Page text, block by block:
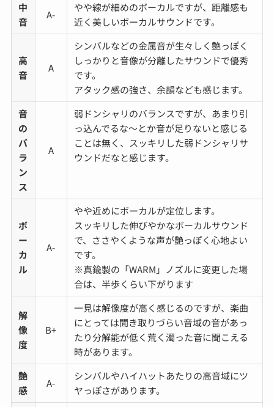
中
音
A-
やや線が細めのボーカルですが、距離感も
近く美しいボーカルサウンドです。
高
音
A
シンバルなどの金属音が生々しく艶っぽく
しっかりと音像が分離したサウンドで優秀
です。
アタック感の強さ、余韻なども感じます。
音
の
バ
ラ
ン
ス
A
弱ドンシャリのバランスですが、あまり引
っ込んでるな～とか音が足りないと感じる
ことは無く、スッキリした弱ドンシャリサ
ウンドだなと感じます。
ボ
ー
カ
ル
A-
やや近めにボーカルが定位します。
スッキリした伸びやかなボーカルサウンド
で、ささやくような声が艶っぽく心地よい
です。
※真鍮製の「WARM」ノズルに変更した場
合は、半歩くらい下がります
解
像
度
B+
一見は解像度が高く感じるのですが、楽曲
にとっては聞き取りづらい音域の音があっ
たり分解能が低く荒く濁った音に聞こえる
時があります。
艶
感
A-
シンバルやハイハットあたりの高音域にツ
ヤっぽさがあります。